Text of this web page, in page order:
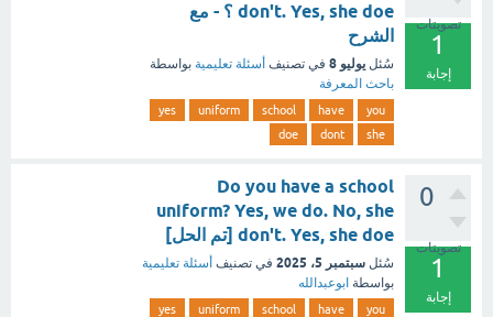
تصويتات
1
إجابة
don't. Yes, she doe ؟ - مع
الشرح
سُئل يوليو 8 في تصنيف أسئلة تعليمية بواسطة
باحث المعرفة
you
have
school
uniform
yes
she
dont
doe
0
تصويتات
1
إجابة
Do you have a school
uniform? Yes, we do. No, she
don't. Yes, she doe [تم الحل]
سُئل سبتمبر 5، 2025 في تصنيف أسئلة تعليمية
بواسطة ابوعبدالله
you
have
school
uniform
yes